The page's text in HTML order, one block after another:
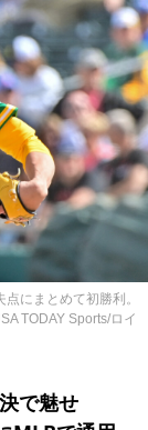
にまとめて初勝利。
TODAY Sports/ロイ
で魅せ